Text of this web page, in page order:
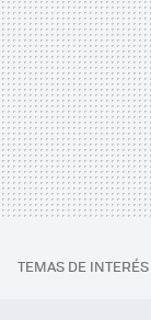
TEMAS DE INTERÉS